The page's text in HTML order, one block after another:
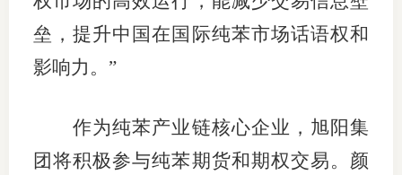
垒，提升中国在国际纯苯市场话语权和
影响力。”
作为纯苯产业链核心企业，旭阳集
团将积极参与纯苯期货和期权交易。颜